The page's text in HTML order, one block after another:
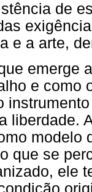
de
e a arte,
emerge
e como
liberdade.
modelo
que se
ele